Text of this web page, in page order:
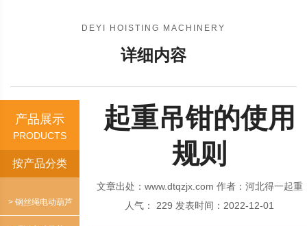
DEYI HOISTING MACHINERY
详细内容
产品展示
PRODUCTS
按产品分类
> 钢丝绳电动葫芦
起重吊钳的使用
规则
文章出处：www.dtqzjx.com 作者：河北得一起重
人气： 229 发表时间：2022-12-01